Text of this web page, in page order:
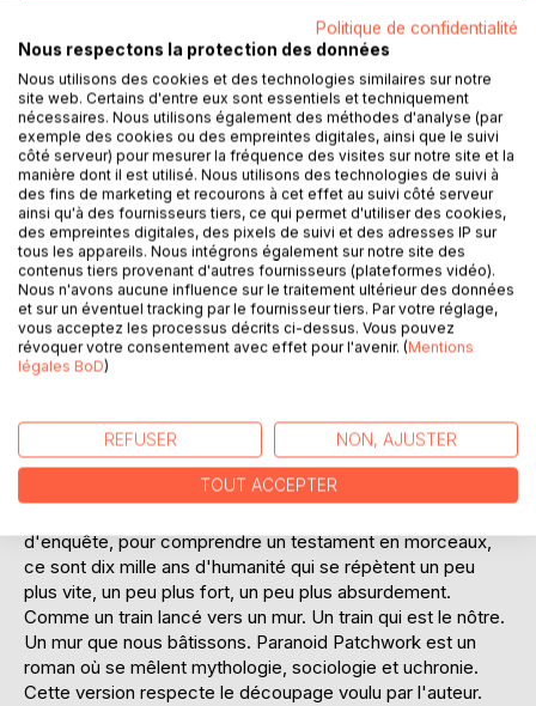
Ajouter à ma liste d'envies
Laisser un avis
DESCRIPTION
Roman à plusieurs voix, Paranoïd Patchwork vous révèle
progressivement Céline, trente et quelques années, à un
moment clé de sa vie. Au gré de ses souvenirs, de ses
retrouvera-t-elle l'auteur de cette lettre remise dans un
train ? Saura-t-elle qui est Gabriel, ce vieil homme au
regard doux et protecteur ? Empêchera-t-elle la
destruction prochaine de tous les êtres humains ? Et à quel
d'enquête, pour comprendre un testament en morceaux,
ce sont dix mille ans d'humanité qui se répètent un peu
plus vite, un peu plus fort, un peu plus absurdement.
Comme un train lancé vers un mur. Un train qui est le nôtre.
Un mur que nous bâtissons. Paranoid Patchwork est un
roman où se mêlent mythologie, sociologie et uchronie.
Cette version respecte le découpage voulu par l'auteur.
Politique de confidentialité
Nous respectons la protection des données
Nous utilisons des cookies et des technologies similaires sur notre
site web. Certains d'entre eux sont essentiels et techniquement
nécessaires. Nous utilisons également des méthodes d'analyse (par
exemple des cookies ou des empreintes digitales, ainsi que le suivi
côté serveur) pour mesurer la fréquence des visites sur notre site et la
manière dont il est utilisé. Nous utilisons des technologies de suivi à
des fins de marketing et recourons à cet effet au suivi côté serveur
ainsi qu'à des fournisseurs tiers, ce qui permet d'utiliser des cookies,
des empreintes digitales, des pixels de suivi et des adresses IP sur
tous les appareils. Nous intégrons également sur notre site des
contenus tiers provenant d'autres fournisseurs (plateformes vidéo).
Nous n'avons aucune influence sur le traitement ultérieur des données
et sur un éventuel tracking par le fournisseur tiers. Par votre réglage,
vous acceptez les processus décrits ci-dessus. Vous pouvez
révoquer votre consentement avec effet pour l'avenir. (Mentions
légales BoD)
REFUSER NON, AJUSTER
TOUT ACCEPTER